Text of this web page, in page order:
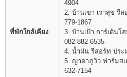
ที่พักใกล้เคียง
4904
2. บ้านเขา เราสุข รี
779-1867
3. บ้านเป้า การ์เด้น
082-882-6535
4. น้ำฝน รีสอร์ท ปร
5. ญาดาภูวิว ฟาร์มส
632-7154